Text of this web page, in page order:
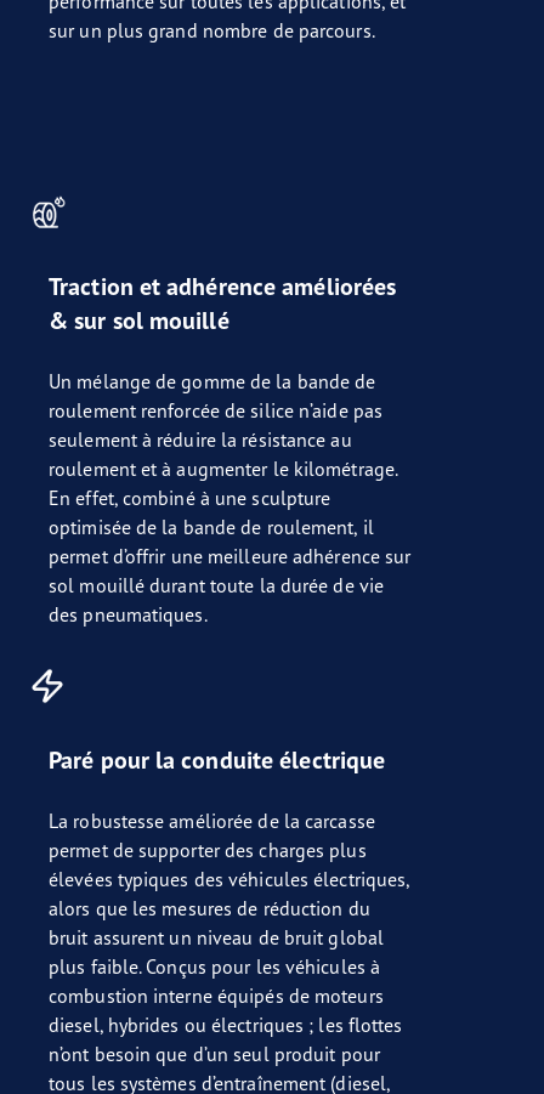
sur un plus grand nombre de parcours.
Traction et adhérence améliorées
& sur sol mouillé
Un mélange de gomme de la bande de
roulement renforcée de silice n’aide pas
seulement à réduire la résistance au
roulement et à augmenter le kilométrage.
En effet, combiné à une sculpture
optimisée de la bande de roulement, il
permet d’offrir une meilleure adhérence sur
sol mouillé durant toute la durée de vie
des pneumatiques.
Paré pour la conduite électrique
La robustesse améliorée de la carcasse
permet de supporter des charges plus
élevées typiques des véhicules électriques,
alors que les mesures de réduction du
bruit assurent un niveau de bruit global
plus faible. Conçus pour les véhicules à
combustion interne équipés de moteurs
diesel, hybrides ou électriques ; les flottes
n’ont besoin que d’un seul produit pour
tous les systèmes d’entraînement (diesel,